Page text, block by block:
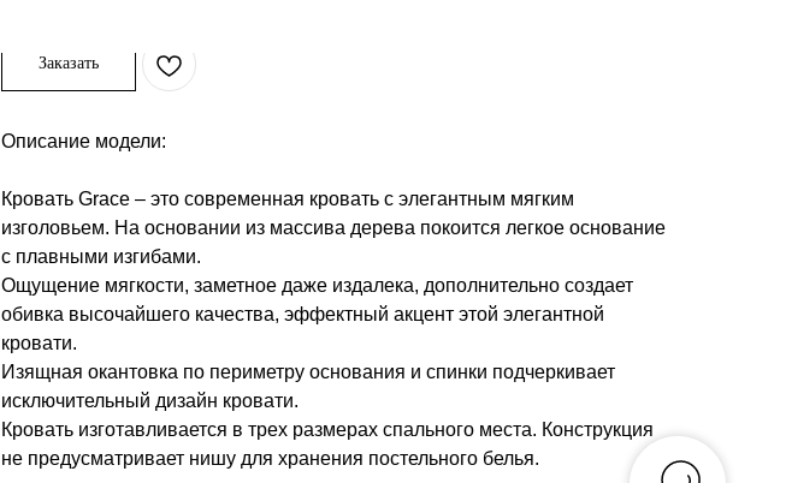
Заказать
Описание модели:
Кровать Grace – это современная кровать с элегантным мягким
изголовьем. На основании из массива дерева покоится легкое основание
с плавными изгибами.
Ощущение мягкости, заметное даже издалека, дополнительно создает
обивка высочайшего качества, эффектный акцент этой элегантной
кровати.
Изящная окантовка по периметру основания и спинки подчеркивает
исключительный дизайн кровати.
Кровать изготавливается в трех размерах спального места. Конструкция
не предусматривает нишу для хранения постельного белья.